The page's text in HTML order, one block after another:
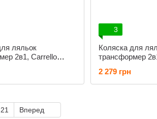
ляльок
2в1, Carrello
ручкою, сумкою
3
Коляска для
трансформер
перекидною
2 279 грн
21 Вперед